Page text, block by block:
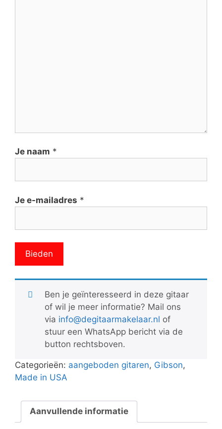
Je naam *
Je e-mailadres *
Ben je geïnteresseerd in deze gitaar
of wil je meer informatie? Mail ons
via info@degitaarmakelaar.nl of
stuur een WhatsApp bericht via de
button rechtsboven.
Categorieën: aangeboden gitaren, Gibson,
Made in USA
Aanvullende informatie